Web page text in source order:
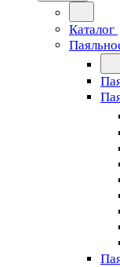
Каталог